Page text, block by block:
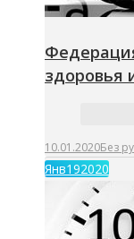
здоровья
10.01.2020Без
Янв192020